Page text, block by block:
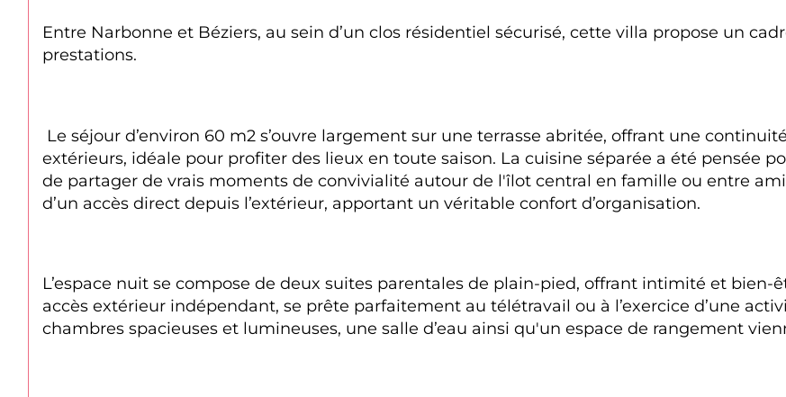
Entre Narbonne et Béziers, au sein d’un clos résidentiel sécurisé, cette villa propose un
prestations.
extérieurs, idéale pour profiter des lieux en toute saison. La cuisine séparée a été pensée
de partager de vrais moments de convivialité autour de l'îlot central en famille ou entre
d’un accès direct depuis l’extérieur, apportant un véritable confort d’organisation.
L’espace nuit se compose de deux suites parentales de plain-pied, offrant intimité et bien-
accès extérieur indépendant, se prête parfaitement au télétravail ou à l’exercice d’une
chambres spacieuses et lumineuses, une salle d’eau ainsi qu'un espace de rangement